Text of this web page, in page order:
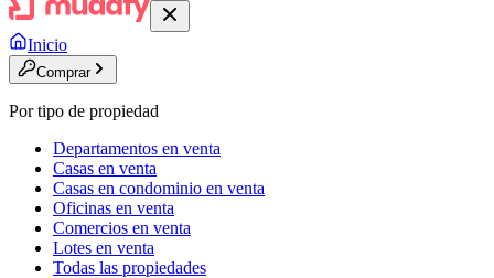
Inicio
Comprar
Por tipo de propiedad
Departamentos en venta
Casas en venta
Casas en condominio en venta
Oficinas en venta
Comercios en venta
Lotes en venta
Todas las propiedades